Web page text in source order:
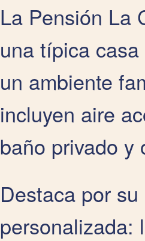
La Pensión La
una típica
un ambiente
incluyen aire
baño privado y
Destaca por
personalizada: